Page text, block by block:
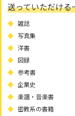
送っていただける
雑誌
写真集
洋書
図録
参考書
企業史
楽譜・音楽書
密教系の書籍